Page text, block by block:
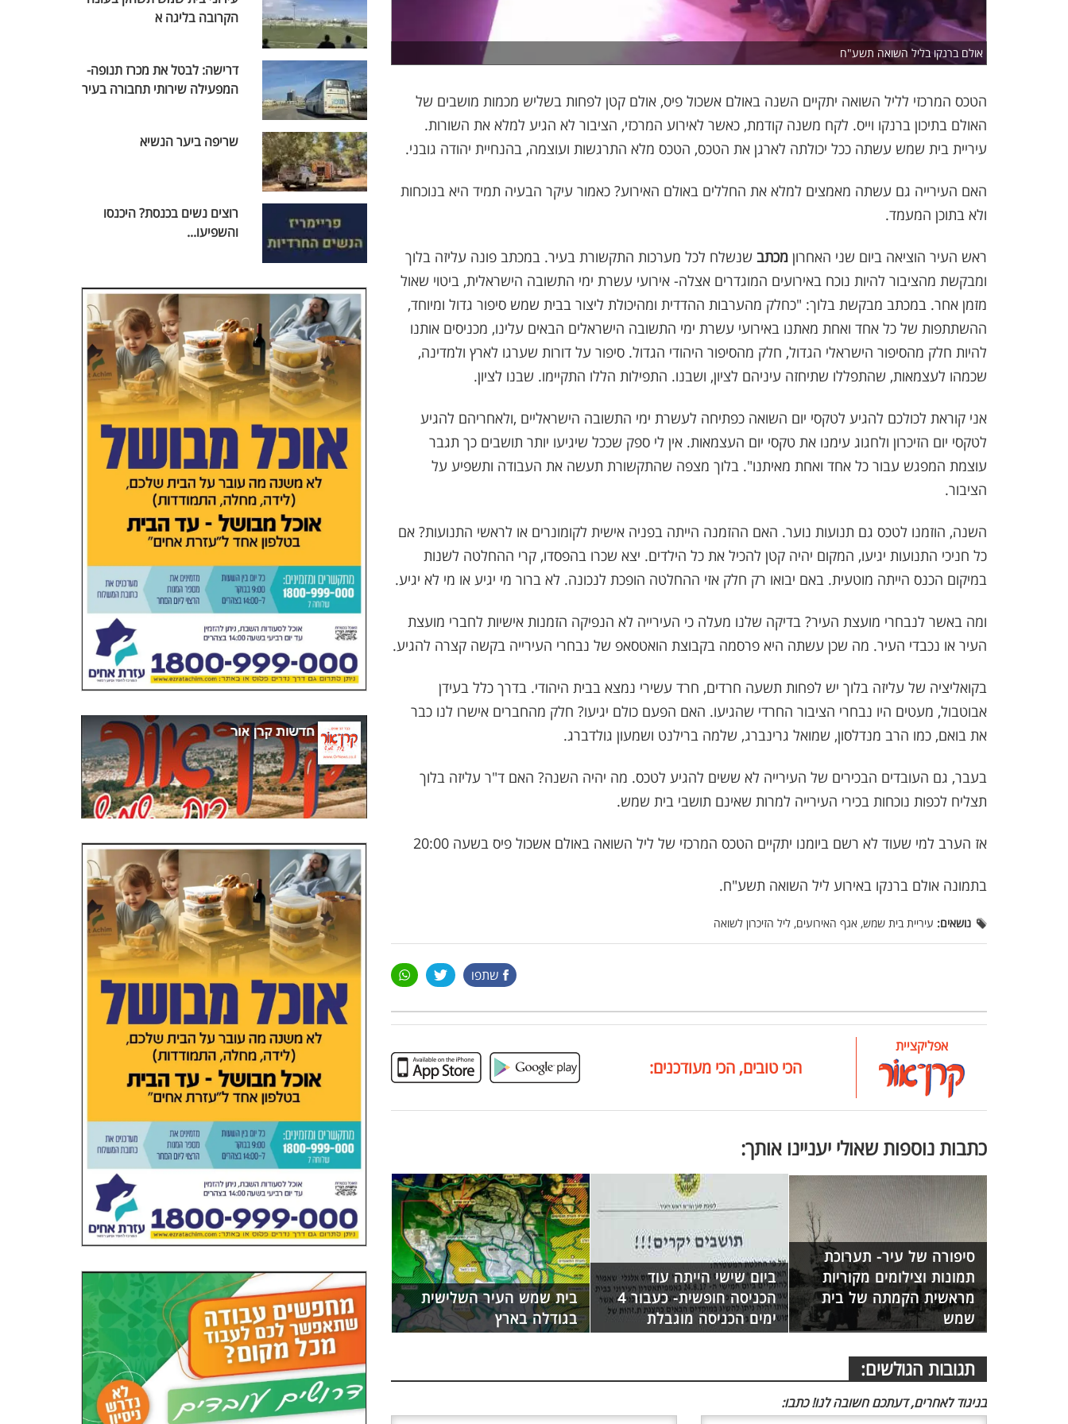
אולם ברנקו בליל השואה תשע"ח
הטכס המרכזי לליל השואה יתקיים השנה באולם אשכול פיס, אולם קטן לפחות בשליש מכמות מושבים של
האולם בתיכון ברנקו וייס. לקח משנה קודמת, כאשר לאירוע המרכזי, הציבור לא הגיע למלא את השורות.
עיריית בית שמש עשתה ככל יכולתה לארגן את הטכס, הטכס מלא התרגשות ועוצמה, בהנחיית יהודה גובני.
האם העירייה גם עשתה מאמצים למלא את החללים באולם האירוע? כאמור עיקר הבעיה תמיד היא בנוכחות
ולא בתוכן המעמד.
ראש העיר הוציאה ביום שני האחרון מכתב שנשלח לכל מערכות התקשורת בעיר. במכתב פונה עליזה בלוך
ומבקשת מהציבור להיות נוכח באירועים המוגדרים אצלה- אירועי עשרת ימי התשובה הישראלית, ביטוי שאול
מזמן אחר. במכתב מבקשת בלוך: "כחלק מהערבות ההדדית ומהיכולת ליצור בבית שמש סיפור גדול ומיוחד,
ההשתתפות של כל אחד ואחת מאתנו באירועי עשרת ימי התשובה הישראלים הבאים עלינו, מכניסים אותנו
להיות חלק מהסיפור הישראלי הגדול, חלק מהסיפור היהודי הגדול. סיפור על דורות שערגו לארץ ולמדינה,
שכמהו לעצמאות, שהתפללו שתיחזה עיניהם לציון, ושבנו. התפילות הללו התקיימו. שבנו לציון.
אני קוראת לכולכם להגיע לטקסי יום השואה כפתיחה לעשרת ימי התשובה הישראליים ,ולאחריהם להגיע
לטקסי יום הזיכרון ולחגוג עימנו את טקסי יום העצמאות. אין לי ספק שככל שיגיעו יותר תושבים כך תגבר
עוצמת המפגש עבור כל אחד ואחת מאיתנו". בלוך מצפה שהתקשורת תעשה את העבודה ותשפיע על
הציבור.
השנה, הוזמנו לטכס גם תנועות נוער. האם ההזמנה הייתה בפניה אישית לקומונרים או לראשי התנועות? אם
כל חניכי התנועות יגיעו, המקום יהיה קטן להכיל את כל הילדים. יצא שכרו בהפסדו, קרי ההחלטה לשנות
במיקום הכנס הייתה מוטעית. באם יבואו רק חלק אזי ההחלטה הופכת לנכונה. לא ברור מי יגיע או מי לא יגיע.
ומה באשר לנבחרי מועצת העיר? בדיקה שלנו מעלה כי העירייה לא הנפיקה הזמנות אישיות לחברי מועצת
העיר או נכבדי העיר. מה שכן עשתה היא פרסמה בקבוצת הואטסאפ של נבחרי העירייה בקשה קצרה להגיע.
בקואליציה של עליזה בלוך יש לפחות תשעה חרדים, חרד עשירי נמצא בבית היהודי. בדרך כלל בעידן
אבוטבול, מעטים היו נבחרי הציבור החרדי שהגיעו. האם הפעם כולם יגיעו? חלק מהחברים אישרו לנו כבר
את בואם, כמו הרב מנדלסון, שמואל גרינברג, שלמה ברילנט ושמעון גולדברג.
בעבר, גם העובדים הבכירים של העירייה לא ששים להגיע לטכס. מה יהיה השנה? האם ד"ר עליזה בלוך
תצליח לכפות נוכחות בכירי העירייה למרות שאינם תושבי בית שמש.
אז הערב למי שעוד לא רשם ביומנו יתקיים הטכס המרכזי של ליל השואה באולם אשכול פיס בשעה 20:00
בתמונה אולם ברנקו באירוע ליל השואה תשע"ח.
נושאים: עיריית בית שמש, אגף האירועים, ליל הזיכרון לשואה
שתפו
אפליקציית
הכי טובים, הכי מעודכנים:
כתבות נוספות שאולי יעניינו אותך:
סיפורה של עיר- תערוכת
תמונות וצילומים מקוריות
מראשית הקמתה של בית
שמש
ביום שישי הייתה עוד
הכניסה חופשית- כעבור 4
ימים הכניסה מוגבלת
בית שמש העיר השלישית
בגודלה בארץ
תגובות הגולשים:
בניגוד לאחרים, דעתכם חשובה לנו! כתבו:
הקרובה בליגה א
דרישה: לבטל את מכרז תנופה-
המפעילה שירותי תחבורה בעיר
שריפה ביער הנשיא
רוצים נשים בכנסת? היכנסו
והשפיעו...